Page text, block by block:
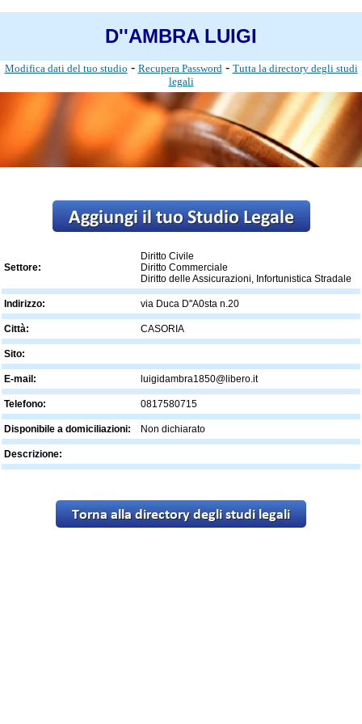
D''AMBRA LUIGI
Modifica dati del tuo studio - Recupera Password - Tutta la directory degli studi
legali
Settore:
Diritto Civile
Diritto Commerciale
Diritto delle Assicurazioni, Infortunistica Stradale
Indirizzo: via Duca D''A0sta n.20
Città: CASORIA
Sito:
E-mail: luigidambra1850@libero.it
Telefono: 0817580715
Disponibile a domiciliazioni: Non dichiarato
Descrizione: